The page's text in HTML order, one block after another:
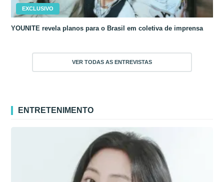
EXCLUSIVO
YOUNITE revela planos para o Brasil em coletiva de imprensa
VER TODAS AS ENTREVISTAS
ENTRETENIMENTO